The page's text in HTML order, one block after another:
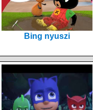
Bing nyuszi